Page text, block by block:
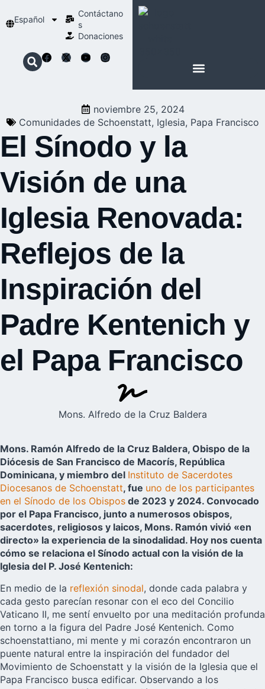
Español
Contáctano
s
Donaciones
noviembre 25, 2024
Comunidades de Schoenstatt, Iglesia, Papa Francisco
El Sínodo y la
Visión de una
Iglesia Renovada:
Reflejos de la
Inspiración del
Padre Kentenich y
el Papa Francisco
Mons. Alfredo de la Cruz Baldera
Mons. Ramón Alfredo de la Cruz Baldera, Obispo de la
Diócesis de San Francisco de Macorís, República
Dominicana, y miembro del Instituto de Sacerdotes
Diocesanos de Schoenstatt, fue uno de los participantes
en el Sínodo de los Obispos de 2023 y 2024. Convocado
por el Papa Francisco, junto a numerosos obispos,
sacerdotes, religiosos y laicos, Mons. Ramón vivió «en
directo» la experiencia de la sinodalidad. Hoy nos cuenta
cómo se relaciona el Sínodo actual con la visión de la
Iglesia del P. José Kentenich:
En medio de la reflexión sinodal, donde cada palabra y
cada gesto parecían resonar con el eco del Concilio
Vaticano II, me sentí envuelto por una meditación profunda
en torno a la figura del Padre José Kentenich. Como
schoenstattiano, mi mente y mi corazón encontraron un
puente natural entre la inspiración del fundador del
Movimiento de Schoenstatt y la visión de la Iglesia que el
Papa Francisco busca edificar. Observando a los